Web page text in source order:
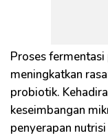
Proses
meningkatkan
probiotik.
keseimbangan
penyerapan